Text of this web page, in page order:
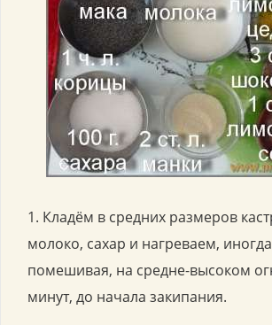
1. Кладём в средних размеров
молоко, сахар и нагреваем, иногда
помешивая, на средне-высоком
минут, до начала закипания.